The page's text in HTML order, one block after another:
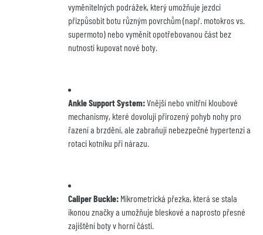
vyměnitelných podrážek, který umožňuje jezdci
přizpůsobit botu různým povrchům (např. motokros vs.
supermoto) nebo vyměnit opotřebovanou část bez
nutnosti kupovat nové boty.
Ankle Support System: Vnější nebo vnitřní kloubové
mechanismy, které dovolují přirozený pohyb nohy pro
řazení a brzdění, ale zabraňují nebezpečné hypertenzi a
rotaci kotníku při nárazu.
Caliper Buckle: Mikrometrická přezka, která se stala
ikonou značky a umožňuje bleskové a naprosto přesné
zajištění boty v horní části.